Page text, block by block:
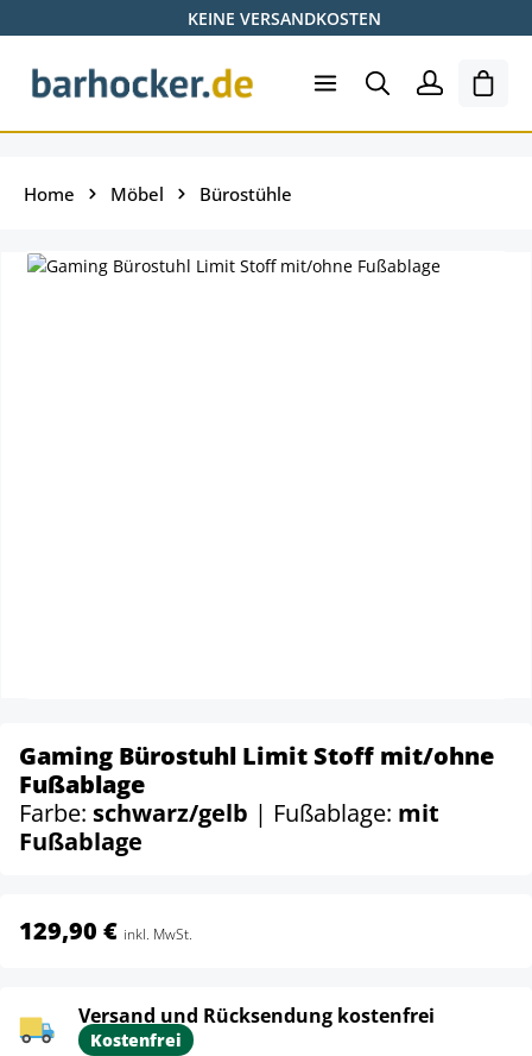
Zum Hauptinhalt springenKEINE VERSANDKOSTEN
Home Möbel Bürostühle
Gaming Bürostuhl Limit Stoff mit/ohne
Fußablage
Farbe: schwarz/gelb | Fußablage: mit
Fußablage
129,90 € inkl. MwSt.
Versand und Rücksendung kostenfrei
Kostenfrei